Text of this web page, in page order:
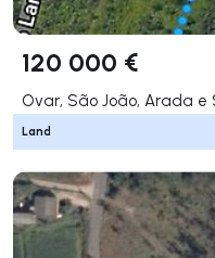
120 000 €
Land